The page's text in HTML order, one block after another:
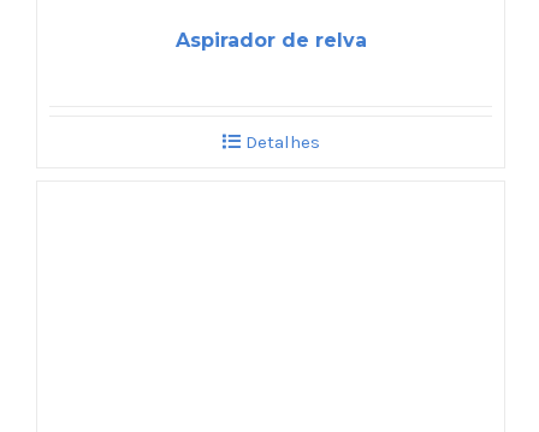
Aspirador de relva
Detalhes